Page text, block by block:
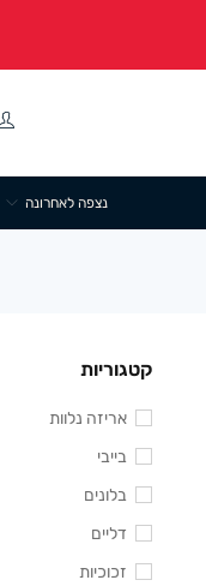
נצפה לאחרונה
קטגוריות
אריזה נלוות
בייבי
בלונים
דליים
זכוכיות